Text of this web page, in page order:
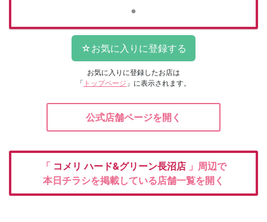
お気に入りに登録したお店は
「 トップページ 」に表示されます。
公式店舗ページを開く
「 コメリハード&グリーン長沼店 」周辺で
本日チラシを掲載している店舗一覧を開く